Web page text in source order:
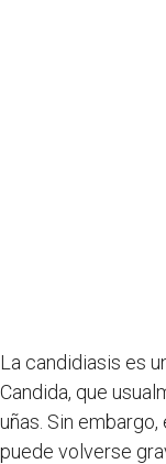
La candidiasis es
Candida, que
uñas. Sin
puede volverse